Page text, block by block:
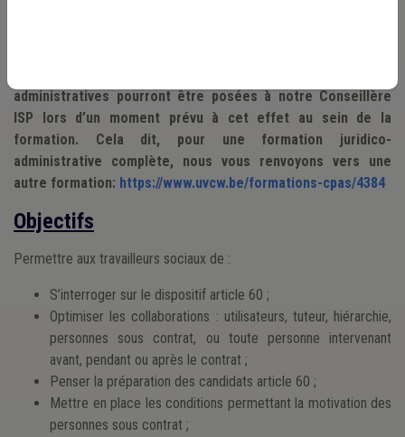
administratives pourront être posées à notre Conseillère
ISP lors d’un moment prévu à cet effet au sein de la
formation. Cela dit, pour une formation juridico-
administrative complète, nous vous renvoyons vers une
autre formation: https://www.uvcw.be/formations-cpas/4384
Objectifs
Permettre aux travailleurs sociaux de :
S’interroger sur le dispositif article 60 ;
Optimiser les collaborations : utilisateurs, tuteur, hiérarchie,
personnes sous contrat, ou toute personne intervenant
avant, pendant ou après le contrat ;
Penser la préparation des candidats article 60 ;
Mettre en place les conditions permettant la motivation des
personnes sous contrat ;